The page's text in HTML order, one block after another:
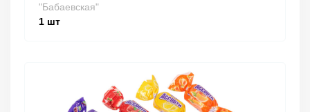
"Бабаевская"
1 шт